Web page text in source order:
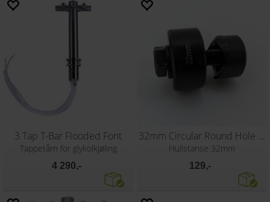
3 Tap T-Bar Flooded Font
Tappetårn for glykolkjøling
4 290,-
32mm Circular Round Hole Punch
Hullstanse 32mm
129,-